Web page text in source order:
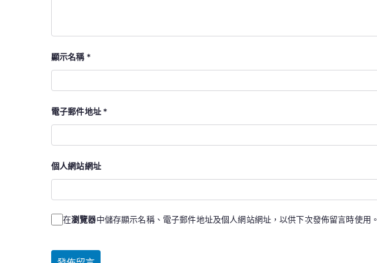
顯示名稱 *
電子郵件地址 *
個人網站網址
在瀏覽器中儲存顯示名稱、電子郵件地址及個人網站網址，以供下次發佈留言時使用。